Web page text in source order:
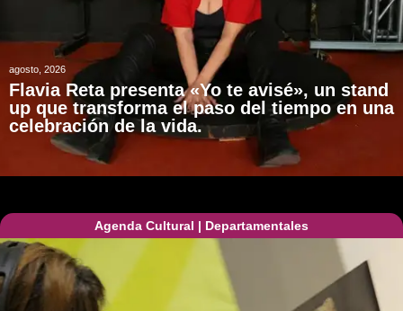
agosto, 2026
Flavia Reta presenta «Yo te avisé», un stand
up que transforma el paso del tiempo en una
celebración de la vida.
Agenda Cultural | Departamentales